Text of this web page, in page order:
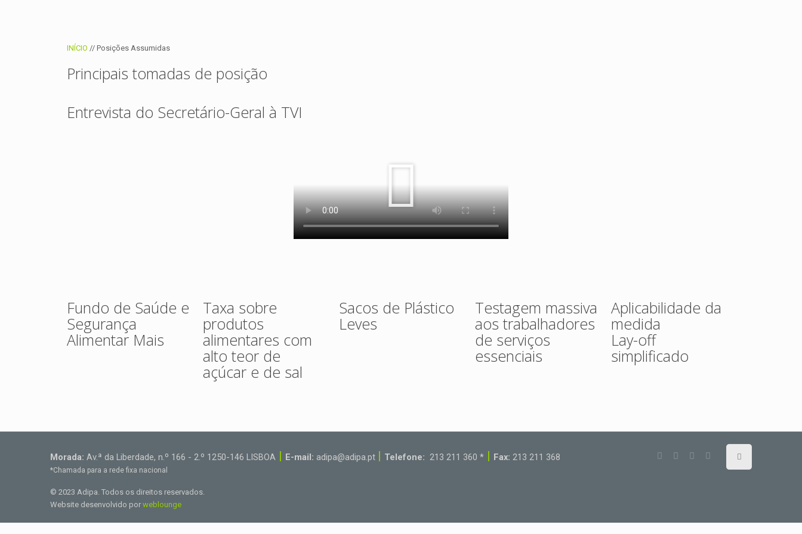
INÍCIO // Posições Assumidas
Principais tomadas de posição
Entrevista do Secretário-Geral à TVI
Fundo de Saúde e
Segurança
Alimentar Mais
Taxa sobre
produtos
alimentares com
alto teor de
açúcar e de sal
Sacos de Plástico
Leves
Testagem massiva
aos trabalhadores
de serviços
essenciais
Aplicabilidade da
medida
Lay-off
simplificado
Morada: Av.ª da Liberdade, n.º 166 - 2.º 1250-146 LISBOA | E-mail: adipa@adipa.pt | Telefone: 213 211 360 * | Fax: 213 211 368
*Chamada para a rede fixa nacional
© 2023 Adipa. Todos os direitos reservados.
Website desenvolvido por weblounge